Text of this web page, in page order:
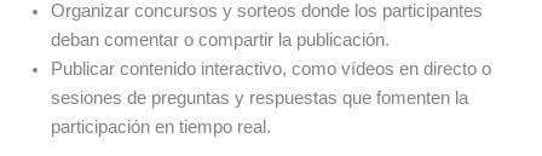
Organizar concursos y sorteos donde los participantes
deban comentar o compartir la publicación.
Publicar contenido interactivo, como vídeos en directo o
sesiones de preguntas y respuestas que fomenten la
participación en tiempo real.